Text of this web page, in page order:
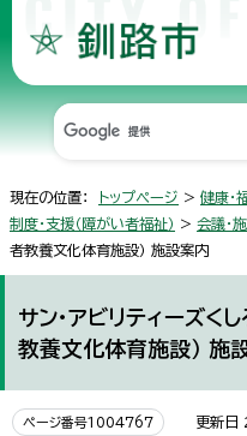
現在の位置： トップページ > 健康・
制度・支援（障がい者福祉） > 会議・
者教養文化体育施設） 施設案内
サン・アビリティーズく
教養文化体育施設） 施
ページ番号1004767 更新日